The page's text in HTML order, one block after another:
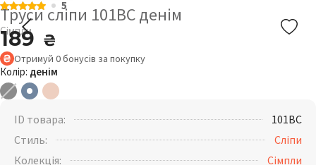
5
Труси сліпи 101BC денім
Сімпли
189 ₴
Отримуй 0бонусів за покупку
Колір: денім
ID товара:
101BC
Стиль:
Сліпи
Колекція:
Сімпли